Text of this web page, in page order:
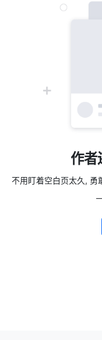
作者
不用盯着空白页太久, 勇